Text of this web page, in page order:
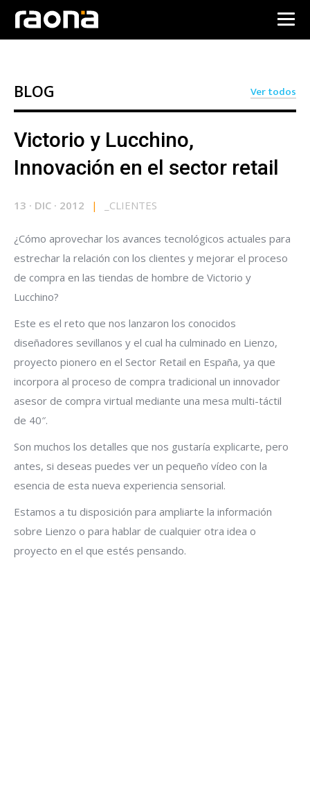
BLOG Ver todos
Victorio y Lucchino,
Innovación en el sector retail
13 · DIC · 2012 | CLIENTES
¿Cómo aprovechar los avances tecnológicos actuales para
estrechar la relación con los clientes y mejorar el proceso
de compra en las tiendas de hombre de Victorio y
Lucchino?
Este es el reto que nos lanzaron los conocidos
diseñadores sevillanos y el cual ha culminado en Lienzo,
proyecto pionero en el Sector Retail en España, ya que
incorpora al proceso de compra tradicional un innovador
asesor de compra virtual mediante una mesa multi-táctil
de 40″.
Son muchos los detalles que nos gustaría explicarte, pero
antes, si deseas puedes ver un pequeño vídeo con la
esencia de esta nueva experiencia sensorial.
Estamos a tu disposición para ampliarte la información
sobre Lienzo o para hablar de cualquier otra idea o
proyecto en el que estés pensando.